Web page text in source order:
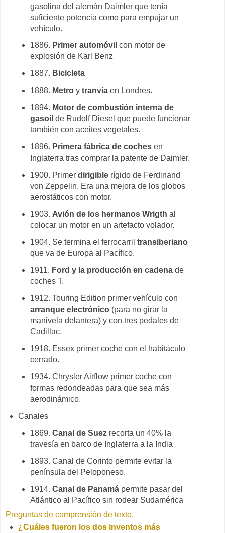
gasolina del alemán Daimler que tenía
suficiente potencia como para empujar un
vehículo.
1886. Primer automóvil con motor de
explosión de Karl Benz
1887. Bicicleta
1888. Metro ytranvía en Londres.
1894. Motor de combustión interna de
gasoilde Rudolf Diesel que puede funcionar
también con aceites vegetales.
1896. Primera fábrica de cochesen
Inglaterra tras comprar la patente de Daimler.
1900. Primerdirigible rígido de Ferdinand
von Zeppelin. Era una mejora de los globos
aerostáticos con motor.
1903. Avión de los hermanos Wrigthal
colocar un motor en un artefacto volador.
1904. Se termina el ferrocarriltransiberiano
que va de Europa al Pacífico.
1911. Ford y la producción en cadena de
coches T.
1912. Touring Edition primer vehículo con
arranque electrónico (para no girar la
manivela delantera) y con tres pedales de
Cadillac.
1918. Essex primer coche con el habitáculo
cerrado.
1934. Chrysler Airflow primer coche con
formas redondeadas para que sea más
aerodinámico.
Canales
1869. Canal de Suez recorta un 40% la
travesía en barco de Inglaterra a la India
1893. Canal de Corinto permite evitar la
península del Peloponeso.
1914.Canal de Panamá permite pasar del
Atlántico al Pacífico sin rodear Sudamérica
Preguntas de comprensión de texto.
¿Cuáles fueron los dos inventos más